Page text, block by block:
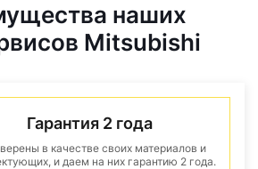
наших
Mitsubishi
Гарантия 2 года
в качестве своих материалов и
и даем на них гарантию 2 года.